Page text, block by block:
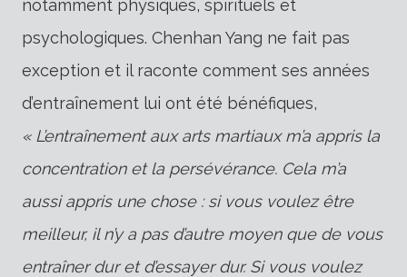
notamment physiques, spirituels et
psychologiques. Chenhan Yang ne fait pas
exception et il raconte comment ses années
d’entraînement lui ont été bénéfiques,
« L’entraînement aux arts martiaux m’a appris la
concentration et la persévérance. Cela m’a
aussi appris une chose : si vous voulez être
meilleur, il n’y a pas d’autre moyen que de vous
entraîner dur et d’essayer dur. Si vous voulez